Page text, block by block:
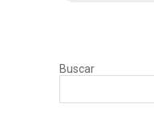
Buscar